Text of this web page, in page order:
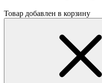
Товар добавлен в корзину